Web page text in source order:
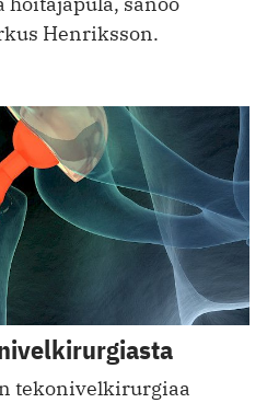
Henriksson.
tekonivelkirurgiaa